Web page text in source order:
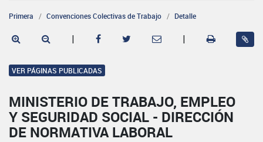
Primera Convenciones Colectivas de Trabajo Detalle
| |
VER PÁGINAS PUBLICADAS
MINISTERIO DE TRABAJO, EMPLEO
Y SEGURIDAD SOCIAL - DIRECCIÓN
DE NORMATIVA LABORAL